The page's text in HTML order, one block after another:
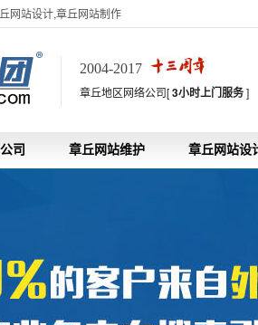
网站设计,章丘网站制作
2004-2017
章丘地区网络公司[3小时上门服务]
司 章丘网站维护 章丘网站设